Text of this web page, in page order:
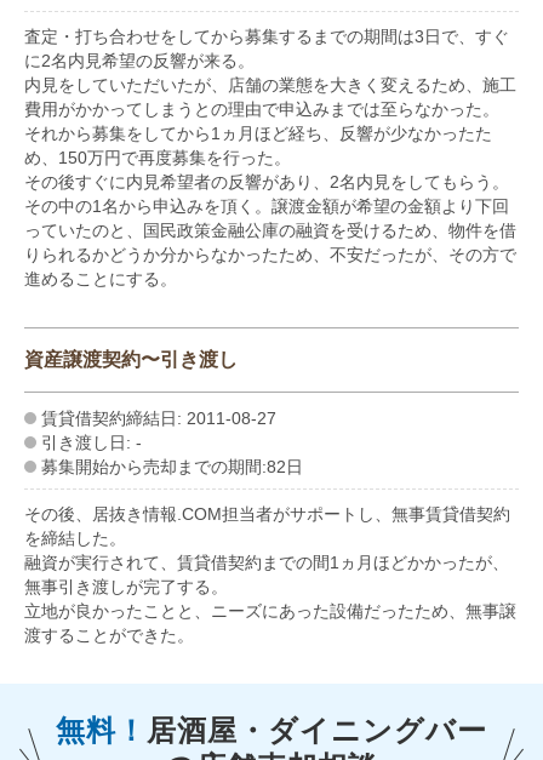
査定・打ち合わせをしてから募集するまでの期間は3日で、すぐ
に2名内見希望の反響が来る。
内見をしていただいたが、店舗の業態を大きく変えるため、施工
費用がかかってしまうとの理由で申込みまでは至らなかった。
それから募集をしてから1ヵ月ほど経ち、反響が少なかったた
め、150万円で再度募集を行った。
その後すぐに内見希望者の反響があり、2名内見をしてもらう。
その中の1名から申込みを頂く。譲渡金額が希望の金額より下回
っていたのと、国民政策金融公庫の融資を受けるため、物件を借
りられるかどうか分からなかったため、不安だったが、その方で
進めることにする。
資産譲渡契約〜引き渡し
賃貸借契約締結日: 2011-08-27
引き渡し日: -
募集開始から売却までの期間:82日
その後、居抜き情報.COM担当者がサポートし、無事賃貸借契約
を締結した。
融資が実行されて、賃貸借契約までの間1ヵ月ほどかかったが、
無事引き渡しが完了する。
立地が良かったことと、ニーズにあった設備だったため、無事譲
渡することができた。
無料！ 居酒屋・ダイニングバー